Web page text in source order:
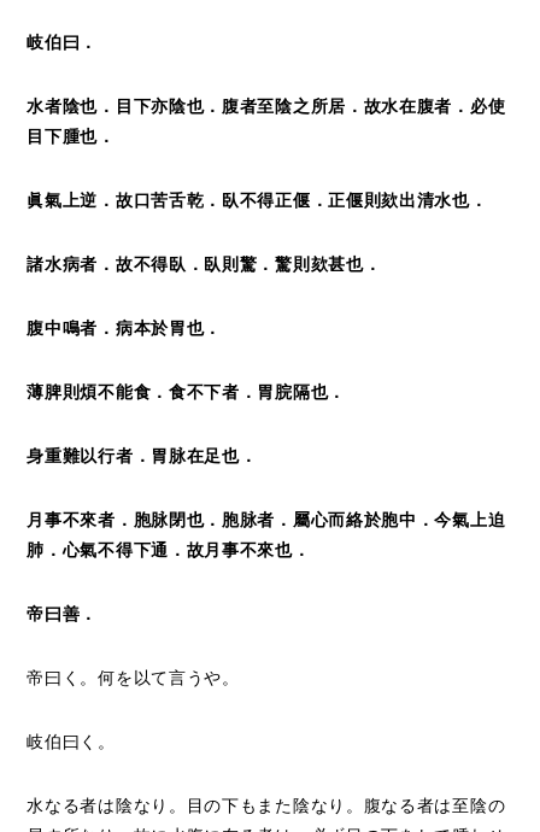
岐伯曰．
水者陰也．目下亦陰也．腹者至陰之所居．故水在腹者．必使
目下腫也．
眞氣上逆．故口苦舌乾．臥不得正偃．正偃則欬出清水也．
諸水病者．故不得臥．臥則驚．驚則 欬甚也．
腹中鳴者．病本於胃也．
薄脾則煩不能食．食不下者．胃脘隔也．
身重難以行者．胃脉在足也．
月事不來者．胞脉閉也．胞脉者．屬心而絡於胞中．今氣上迫
肺．心氣不得下通．故月事不來也．
帝曰善．
帝曰く。何を以て言うや。
岐伯曰く。
水なる者は陰なり。目の下もまた陰なり。腹なる者は至陰の